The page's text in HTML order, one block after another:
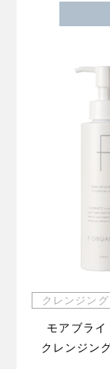
クレンジング
モアブライ
クレンジン